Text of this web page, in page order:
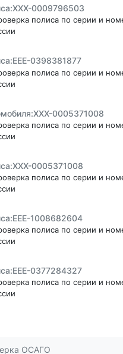
0009796503
полиса по серии и
0398381877
полиса по серии и
0005371008
полиса по серии и
0005371008
полиса по серии и
1008682604
полиса по серии и
0377284327
полиса по серии и
ОСАГО